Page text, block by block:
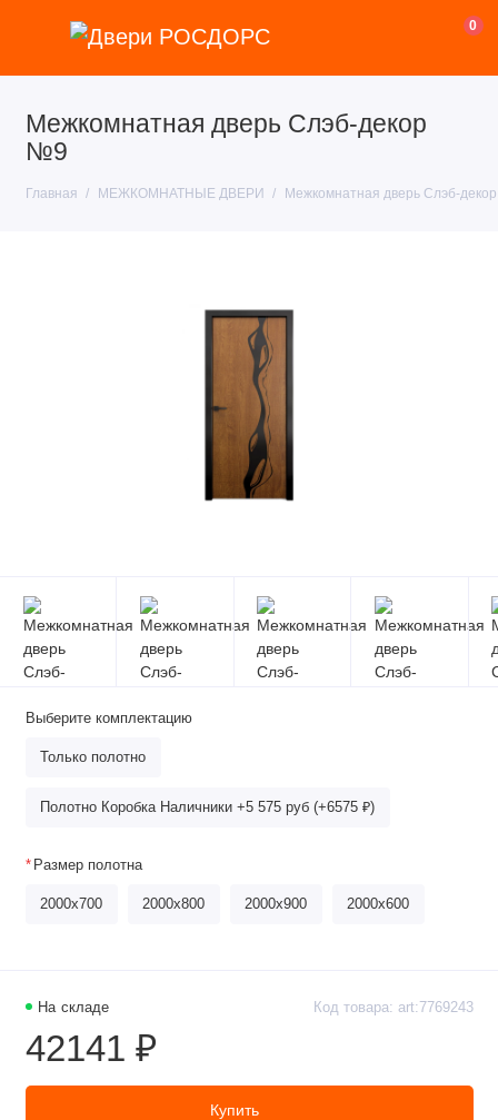
0
Межкомнатная дверь Слэб-декор
№9
Главная МЕЖКОМНАТНЫЕ ДВЕРИ Межкомнатная дверь Слэб-
На складе Код товара: art:7769243
42141 ₽
Купить
Выберите комплектацию
Только полотно
Полотно Коробка Наличники +5 575 руб (+6575 ₽)
Размер полотна
2000x700 2000х800 2000x900 2000x600